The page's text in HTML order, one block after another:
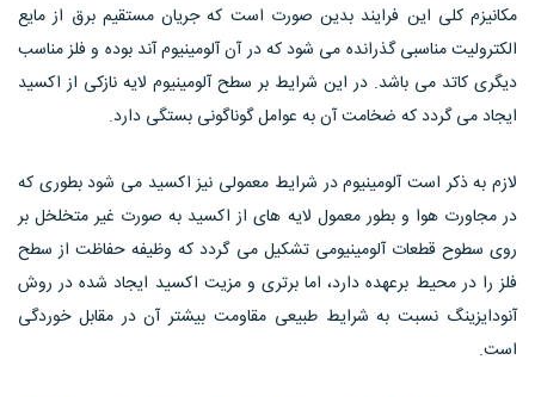
مکانیزم کلی این فرایند بدین صورت است که جریان مستقیم برق از مایع
الکترولیت مناسبی گذرانده می شود که در آن آلومینیوم آند بوده و فلز مناسب
دیگری کاتد می باشد. در این شرایط بر سطح آلومینیوم لایه نازکی از اکسید
ایجاد می گردد که ضخامت آن به عوامل گوناگونی بستگی دارد.
لازم به ذکر است آلومینیوم در شرایط معمولی نیز اکسید می شود بطوری که
در مجاورت هوا و بطور معمول لایه های از اکسید به صورت غیر متخلخل بر
روی سطوح قطعات آلومینیومی تشکیل می گردد که وظیفه حفاظت از سطح
فلز را در محیط برعهده دارد، اما برتری و مزیت اکسید ایجاد شده در روش
آنودایزینگ نسبت به شرایط طبیعی مقاومت بیشتر آن در مقابل خوردگی
است.